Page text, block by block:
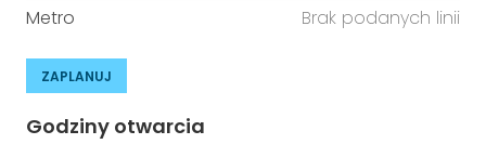
Metro
Brak podanych linii
ZAPLANUJ
Godziny otwarcia